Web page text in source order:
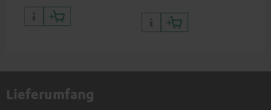
Lieferumfang